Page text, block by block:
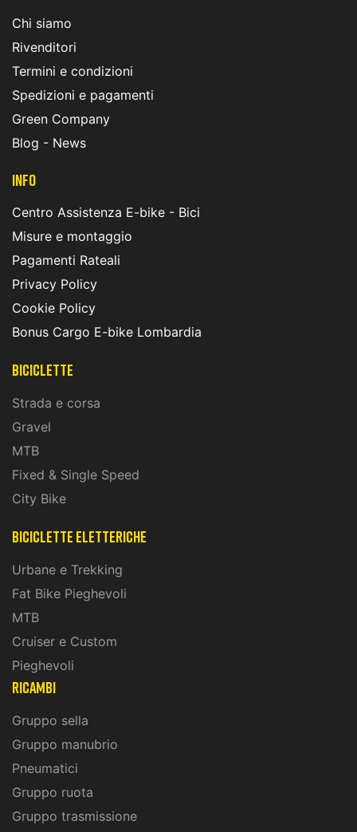
Chi siamo
Rivenditori
Termini e condizioni
Spedizioni e pagamenti
Green Company
Blog - News
INFO
Centro Assistenza E-bike - Bici
Misure e montaggio
Pagamenti Rateali
Privacy Policy
Cookie Policy
Bonus Cargo E-bike Lombardia
Biciclette
Strada e corsa
Gravel
MTB
Fixed & Single Speed
City Bike
biciclette eletteriche
Urbane e Trekking
Fat Bike Pieghevoli
MTB
Cruiser e Custom
Pieghevoli
ricambi
Gruppo sella
Gruppo manubrio
Pneumatici
Gruppo ruota
Gruppo trasmissione